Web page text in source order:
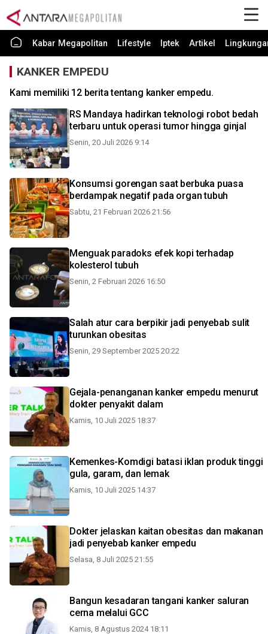
Kabar Megapolitan Lifestyle Iptek Artikel
KANKER EMPEDU
Kami memiliki 12 berita tentang kanker empedu.
RS Mandaya hadirkan teknologi robot bedah
terbaru untuk operasi tumor hingga ginjal
Senin, 20 Juli 2026 9:14
Konsumsi gorengan saat berbuka puasa
berdampak negatif pada organ tubuh
Sabtu, 21 Februari 2026 21:56
Menguak paradoks efek kopi terhadap
kolesterol tubuh
Senin, 2 Februari 2026 16:50
Salah atur cara berpikir jadi penyebab sulit
turunkan obesitas
Senin, 29 September 2025 20:22
Gejala-penanganan kanker empedu menurut
dokter penyakit dalam
Kamis, 10 Juli 2025 18:37
Kemenkes-Komdigi batasi iklan produk tinggi
gula, garam, dan lemak
Kamis, 10 Juli 2025 14:37
Dokter jelaskan kaitan obesitas dan makanan
jadi penyebab kanker empedu
Selasa, 8 Juli 2025 21:55
Bangun kesadaran tangani kanker saluran
cerna melalui GCC
Kamis, 8 Agustus 2024 18:11